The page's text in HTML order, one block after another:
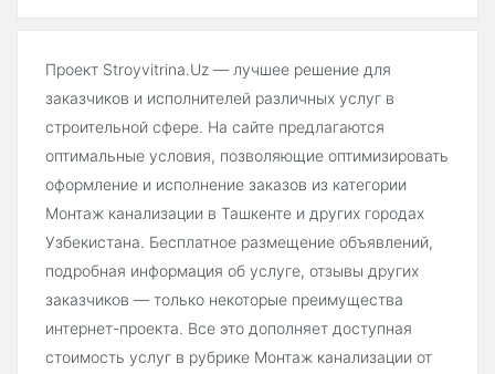
Проект Stroyvitrina.Uz — лучшее решение для
заказчиков и исполнителей различных услуг в
строительной сфере. На сайте предлагаются
оптимальные условия, позволяющие оптимизировать
оформление и исполнение заказов из категории
Монтаж канализации в Ташкенте и других городах
Узбекистана. Бесплатное размещение объявлений,
подробная информация об услуге, отзывы других
заказчиков — только некоторые преимущества
интернет-проекта. Все это дополняет доступная
стоимость услуг в рубрике Монтаж канализации от